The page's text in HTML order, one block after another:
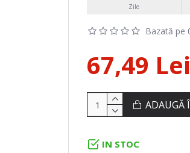
IN STOC
Bazată pe
Zile
67,49 Lei
ADAUGĂ